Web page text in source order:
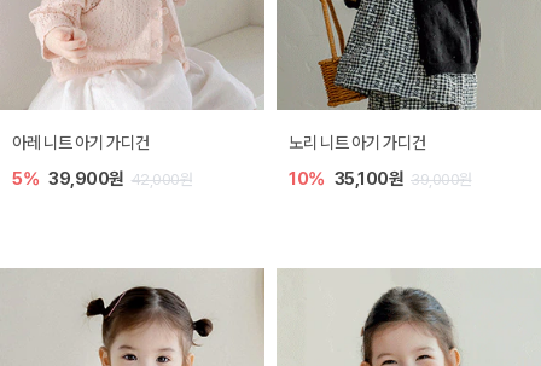
[SIZE ~6Y] 로메이 라운지 셋업
10% 23,400원 26,000원
밀라 아기 원피스
20% 27,200원 34,000원